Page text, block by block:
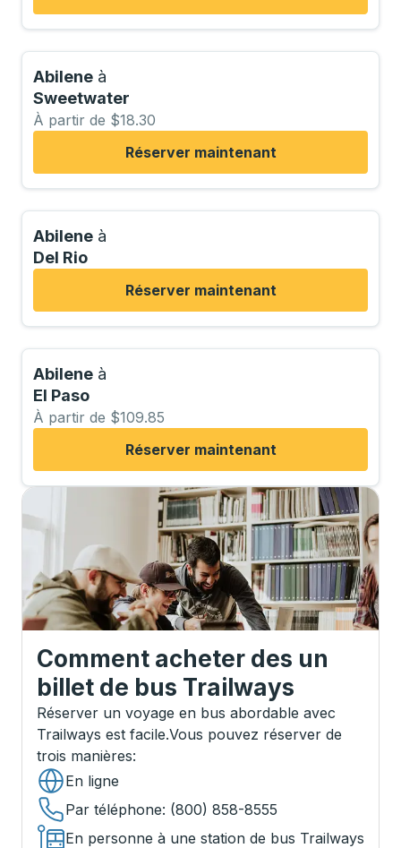
Abilene à
Sweetwater
À partir de $18.30
Réserver maintenant
Abilene à
Del Rio
Réserver maintenant
Abilene à
El Paso
À partir de $109.85
Réserver maintenant
Comment acheter des un
billet de bus Trailways
Réserver un voyage en bus abordable avec
Trailways est facile.Vous pouvez réserver de
trois manières:
En ligne
Par téléphone: (800) 858-8555
En personne à une station de bus Trailways